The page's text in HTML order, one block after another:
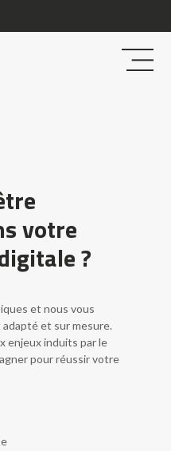
votre
?
et nous vous
et sur mesure.
enjeux induits par le
pour réussir votre